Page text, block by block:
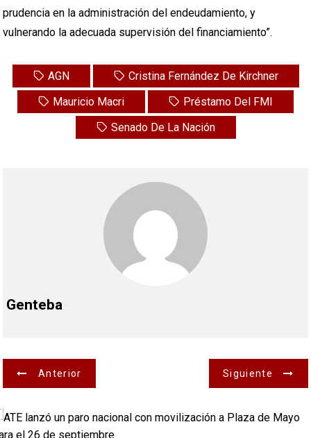
prudencia en la administración del endeudamiento, y
vulnerando la adecuada supervisión del financiamiento”.
AGN
Cristina Fernández De Kirchner
Mauricio Macri
Préstamo Del FMI
Senado De La Nación
Genteba
N
a
Anterior Siguiente